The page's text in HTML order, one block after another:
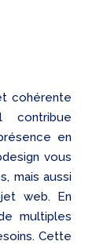
cohérente
contribue
en
vous
mais aussi
web. En
multiples
Cette